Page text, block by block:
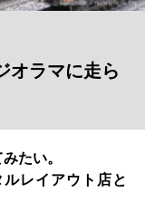
オラマに走ら
たい。
レイアウト店と